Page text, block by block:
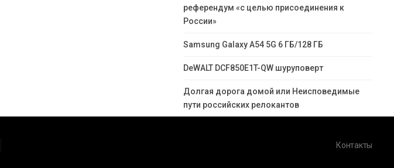
референдум «с целью присоединения к
России»
Samsung Galaxy A54 5G 6 ГБ/128 ГБ
DeWALT DCF850E1T-QW шуруповерт
Долгая дорога домой или Неисповедимые
пути российских релокантов
Контакты